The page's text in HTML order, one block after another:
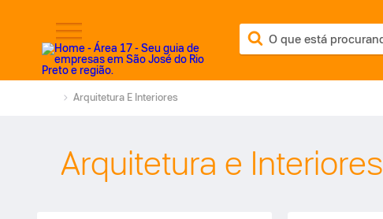
Arquitetura E Interiores
Arquitetura e Interiores